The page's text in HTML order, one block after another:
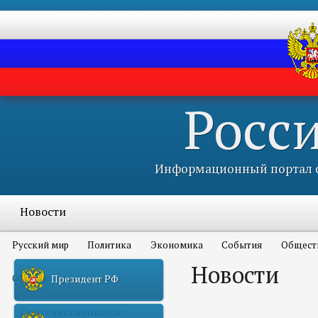
Информационный портал
Новости
Русский мир Политика Экономика События
Объявления и конкурсы
Соотечественники
Президент РФ Новости